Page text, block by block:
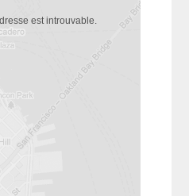
est introuvable.